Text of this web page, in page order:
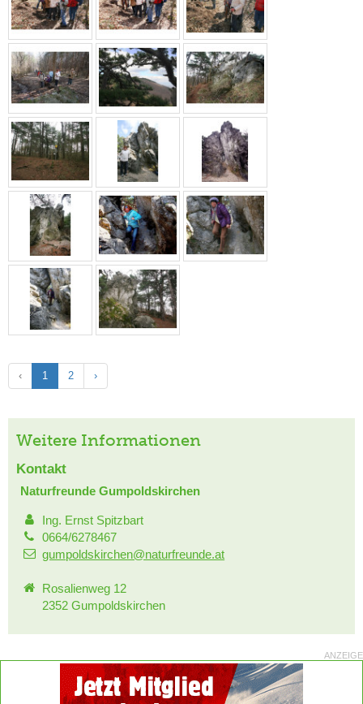
‹ 1 2 ›
Weitere Informationen
Kontakt
Naturfreunde Gumpoldskirchen
Ing. Ernst Spitzbart
0664/6278467
gumpoldskirchen@naturfreunde.at
Rosalienweg 12
2352 Gumpoldskirchen
ANZEIGE